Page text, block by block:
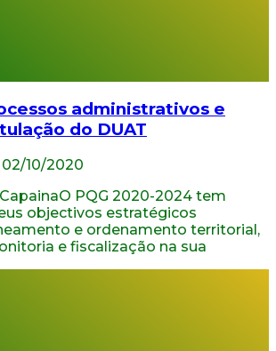
administrativos e
do DUAT
02/10/2020
PQG 2020-2024 tem
objectivos estratégicos
e ordenamento territorial,
e fiscalização na sua